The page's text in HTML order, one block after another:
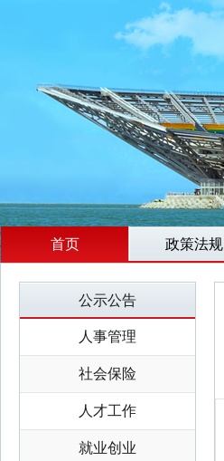
首页 政策法规
公示公告
人事管理
社会保险
人才工作
就业创业